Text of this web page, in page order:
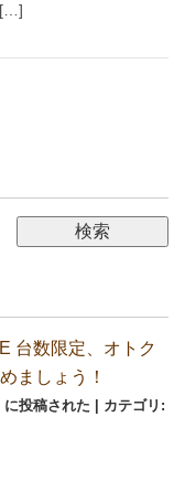
[…]
台数限定、オトク
ましょう！
に投稿された
カテゴリ: